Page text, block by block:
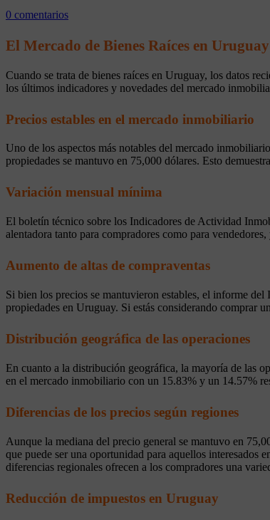
0 comentarios
El Mercado de Bienes Raíces en
Cuando se trata de bienes raíces en Uruguay, los datos
los últimos indicadores y novedades del mercado
Precios estables en el mercado inmobiliario
Uno de los aspectos más notables del mercado
propiedades se mantuvo en 75,000 dólares. Esto
Variación mensual mínima
El boletín técnico sobre los Indicadores de Actividad
alentadora tanto para compradores como para
Aumento de altas de compraventas
Si bien los precios se mantuvieron estables, el informe
propiedades en Uruguay. Si estás considerando comprar
Distribución geográfica de las operaciones
En cuanto a la distribución geográfica, la mayoría de las
en el mercado inmobiliario con un 15.83% y un 14.57%
Diferencias de los precios según regiones
Aunque la mediana del precio general se mantuvo en
que puede ser una oportunidad para aquellos
diferencias regionales ofrecen a los compradores una
Reducción de impuestos en Uruguay